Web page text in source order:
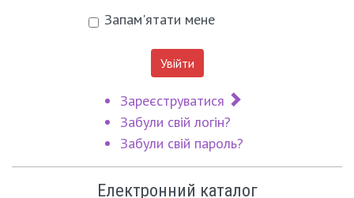
Запам'ятати мене
Увійти
Зареєструватися
Забули свій логін?
Забули свій пароль?
Електронний каталог